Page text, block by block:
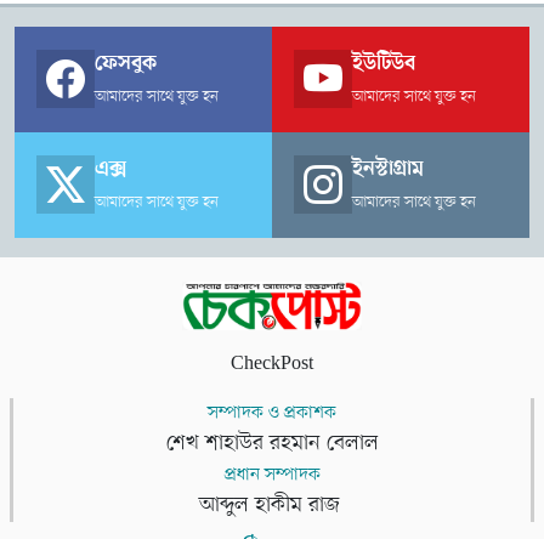
ফেসবুক
আমাদের সাথে যুক্ত হন
ইউটিউব
আমাদের সাথে যুক্ত হন
এক্স
আমাদের সাথে যুক্ত হন
ইনস্টাগ্রাম
আমাদের সাথে যুক্ত হন
CheckPost
সম্পাদক ও প্রকাশক
শেখ শাহাউর রহমান বেলাল
প্রধান সম্পাদক
আব্দুল হাকীম রাজ